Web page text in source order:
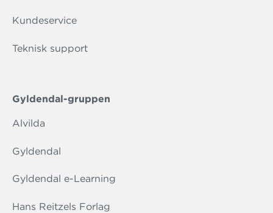
Kundeservice
Teknisk support
Gyldendal-gruppen
Alvilda
Gyldendal
Gyldendal e-Learning
Hans Reitzels Forlag